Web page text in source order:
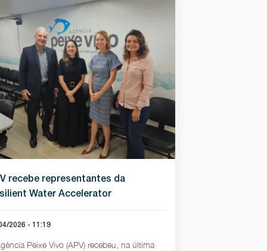
recebe representantes da
Water Accelerator
2026 - 11:19
Peixe Vivo (APV) recebeu, na última